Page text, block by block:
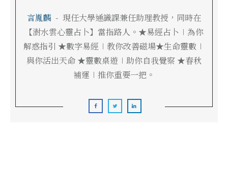
言胤麟 - 現任大學通識課兼任助理教授，同時在
【澍水雲心靈占卜】當指路人。★易經占卜∣為你
解惑指引 ★數字易經∣教你改善磁場★生命靈數∣
與你活出天命 ★靈數桌遊∣助你自我覺察 ★春秋
補運∣推你重要一把。